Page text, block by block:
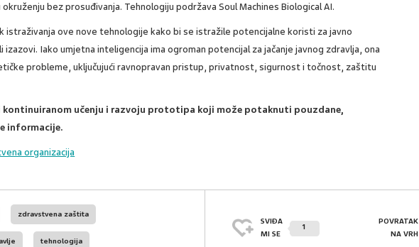
bez prosuđivanja. ​​Tehnologiju podržava Soul Machines Biological AI.
istraživanja ove nove tehnologije kako bi se istražile potencijalne koristi za javno
izazovi. Iako umjetna inteligencija ima ogroman potencijal za jačanje javnog zdravlja, ona
probleme, uključujući ravnopravan pristup, privatnost, sigurnost i točnost, zaštitu
kontinuiranom učenju i razvoju prototipa koji može potaknuti pouzdane,
informacije.
organizacija
zdravstvena zaštita
tehnologija
SVIĐA
MI SE
1
POVRATAK
NA VRH